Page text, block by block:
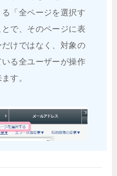
「全ページを選択す
で、そのページに表
けではなく、対象の
る全ユーザーが操作
す。